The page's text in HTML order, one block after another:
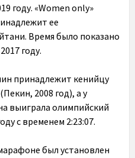
году. «Women only»
ее
Время было показано
году.
принадлежит кенийцу
2008 год), а у
выиграла олимпийский
с временем 2:23:07.
был установлен